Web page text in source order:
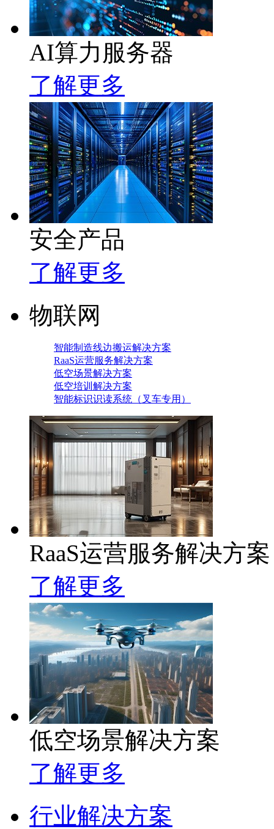
AI算力服务器
了解更多
安全产品
了解更多
物联网
智能制造线边搬运解决方案
RaaS运营服务解决方案
低空场景解决方案
低空培训解决方案
智能标识识读系统（叉车专用）
RaaS运营服务解决方案
了解更多
低空场景解决方案
了解更多
行业解决方案